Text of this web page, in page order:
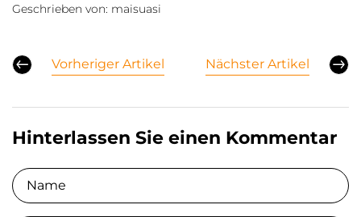
Geschrieben von: maisuasi
Vorheriger Artikel Nächster Artikel
Hinterlassen Sie einen Kommentar
Name